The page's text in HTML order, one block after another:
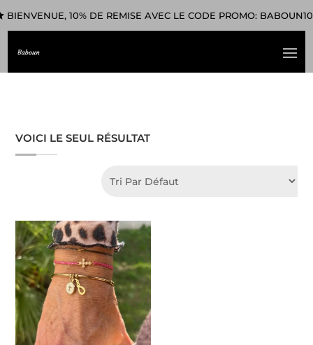
BIENVENUE, 10% DE REMISE AVEC LE CODE PROMO: BABOUN10
VOICI LE SEUL RÉSULTAT